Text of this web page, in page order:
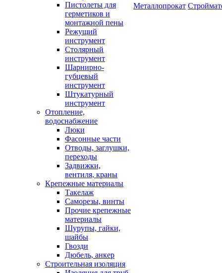
Пистолеты для
герметиков и
монтажной пены
Режущий
инструмент
Столярный
инструмент
Шарнирно-
губцевый
инструмент
Штукатурный
инструмент
Отопление,
водоснабжение
Люки
Фасонные части
Отводы, заглушки,
переходы
Задвижки,
вентиля, краны
Крепежные материалы
Такелаж
Саморезы, винты
Прочие крепежные
материалы
Шурупы, гайки,
шайбы
Гвозди
Дюбель, анкер
Строительная изоляция
Металлопрокат